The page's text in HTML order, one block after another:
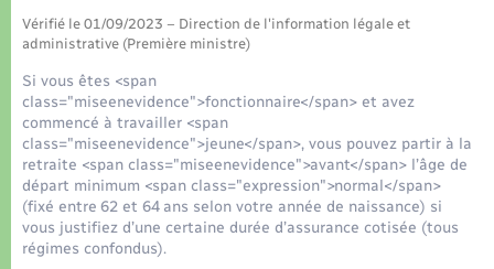
Loisirs
Seniors
Nouvel habitant
Numérique
La Communauté de communes
Vérifié le 01/09/2023 – Direction de l'information légale et
administrative (Première ministre)
Si vous êtes <span
class="miseenevidence">fonctionnaire</span> et avez
commencé à travailler <span
class="miseenevidence">jeune</span>, vous pouvez partir à la
retraite <span class="miseenevidence">avant</span> l’âge de
départ minimum <span class="expression">normal</span>
(fixé entre 62 et 64 ans selon votre année de naissance) si
vous justifiez d’une certaine durée d’assurance cotisée (tous
régimes confondus).